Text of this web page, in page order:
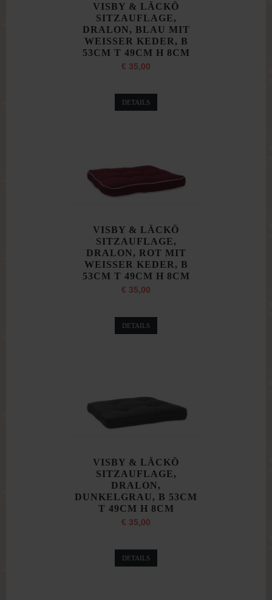
VISBY & LÄCKÖ
SITZAUFLAGE,
DRALON, BLAU MIT
WEISSER KEDER, B
53CM T 49CM H 8CM
€ 35,00
DETAILS
VISBY & LÄCKÖ
SITZAUFLAGE,
DRALON, ROT MIT
WEISSER KEDER, B
53CM T 49CM H 8CM
€ 35,00
DETAILS
VISBY & LÄCKÖ
SITZAUFLAGE,
DRALON,
DUNKELGRAU, B 53CM
T 49CM H 8CM
€ 35,00
DETAILS